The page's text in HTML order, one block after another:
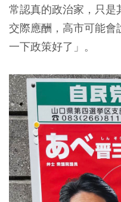
常認真的政治家，只是
交際應酬，高市可能會
一下政策好了」。